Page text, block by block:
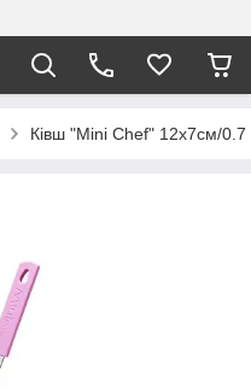
Ківш "Mini Chef" 12х7см/